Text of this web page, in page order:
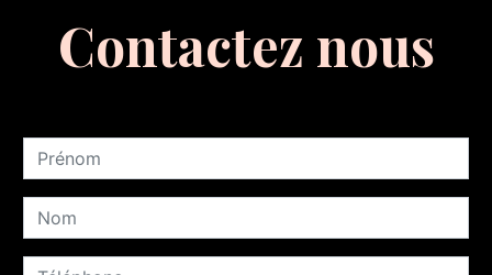
Contactez nous